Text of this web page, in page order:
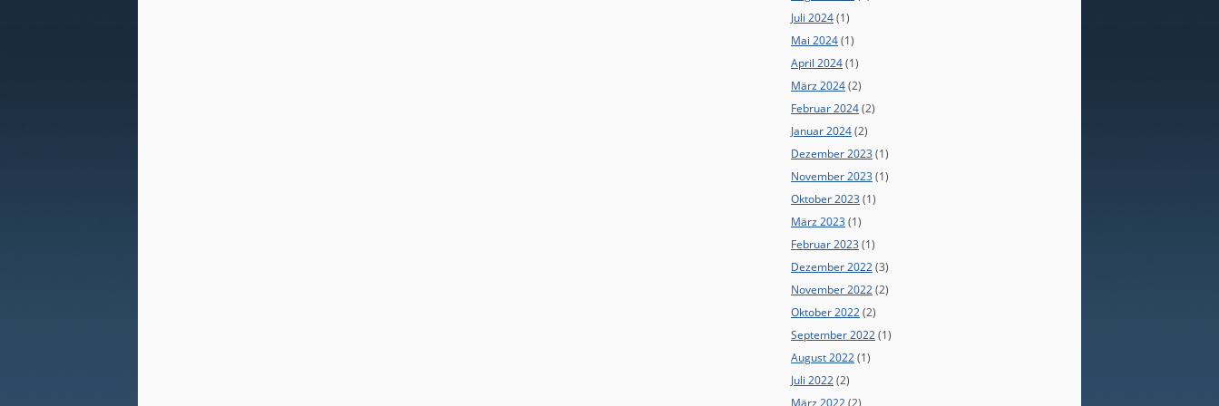
Juli 2024(1)
Mai 2024(1)
April 2024(1)
März 2024(2)
Februar 2024(2)
Januar 2024(2)
Dezember 2023(1)
November 2023(1)
Oktober 2023(1)
März 2023(1)
Februar 2023(1)
Dezember 2022(3)
November 2022(2)
Oktober 2022(2)
September 2022(1)
August 2022(1)
Juli 2022(2)
März 2022 (2)